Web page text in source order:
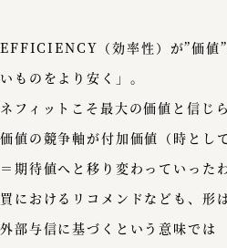
（効率性）が”価値”
ものをより安く」。
フィットこそ最大の価値と信じ
値の競争軸が付加価値（時とし
期待値へと移り変わっていった
におけるリコメンドなども、形
部与信に基づくという意味では